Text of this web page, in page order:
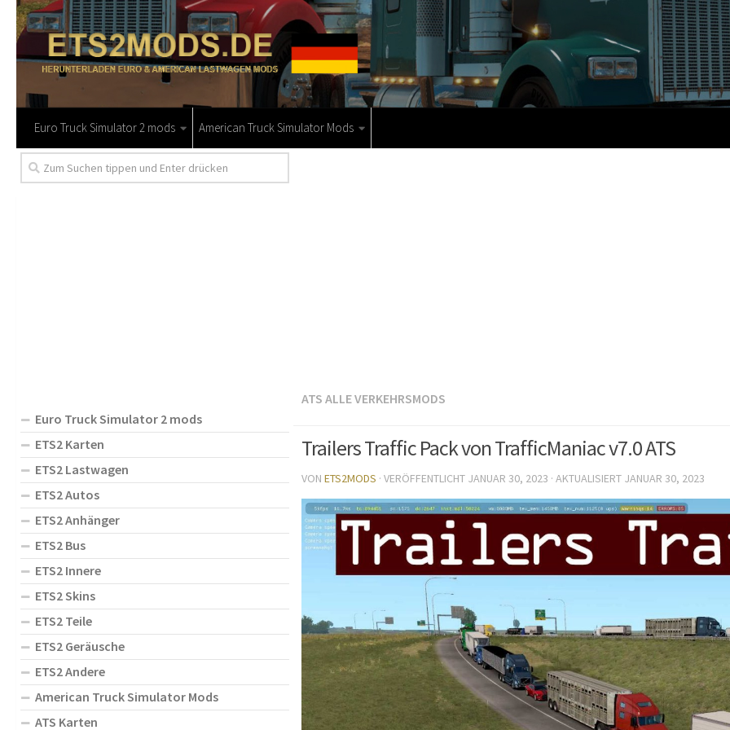
Euro Truck Simulator 2 mods American Truck Simulator Mods
ATS ALLE VERKEHRSMODS
Trailers Traffic Pack von TrafficManiac v7.0 ATS
VON ETS2MODS · VERÖFFENTLICHT JANUAR 30, 2023 · AKTUALISIERT JANUAR 30, 2023
Euro Truck Simulator 2 mods
ETS2 Karten
ETS2 Lastwagen
ETS2 Autos
ETS2 Anhänger
ETS2 Bus
ETS2 Innere
ETS2 Skins
ETS2 Teile
ETS2 Geräusche
ETS2 Andere
American Truck Simulator Mods
ATS Karten